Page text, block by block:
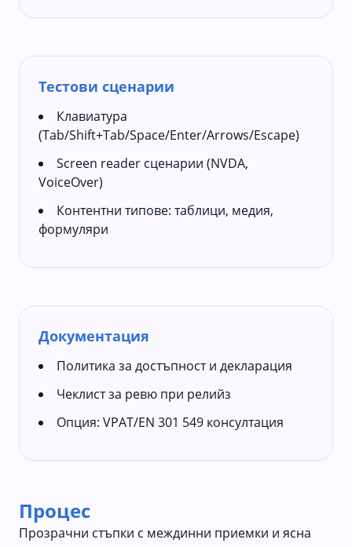
Тестови сценарии
Клавиатура
(Tab/Shift+Tab/Space/Enter/Arrows/Escape)
Screen reader сценарии (NVDA,
VoiceOver)
Контентни типове: таблици, медия,
формуляри
Документация
Политика за достъпност и декларация
Чеклист за ревю при релийз
Опция: VPAT/EN 301 549 консултация
Процес
Прозрачни стъпки с междинни приемки и ясна